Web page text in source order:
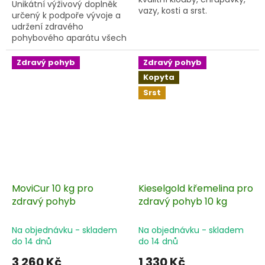
Unikátní výživový doplněk
určený k podpoře vývoje a
udržení zdravého
pohybového aparátu všech
kategorií sportovních a
pracovních koní a pony.
Přípravek obsahuje nejvyšší
vazy, kosti a srst.
Zdravý pohyb
MoviCur 10 kg pro
zdravý pohyb
Na objednávku - skladem
do 14 dnů
Zdravý pohyb
Kopyta
Srst
Kieselgold křemelina pro
zdravý pohyb 10 kg
Na objednávku - skladem
do 14 dnů